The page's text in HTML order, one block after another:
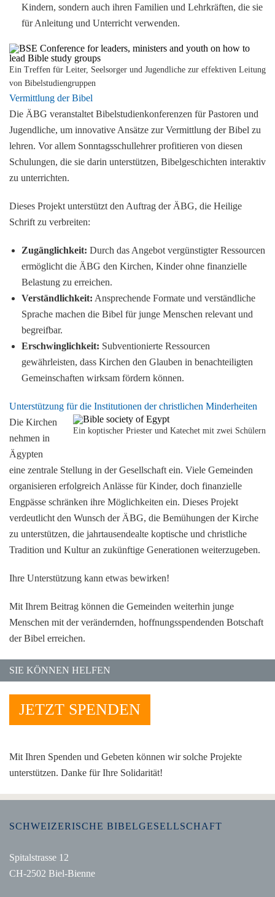
Kindern, sondern auch ihren Familien und Lehrkräften, die sie
für Anleitung und Unterricht verwenden.
Ein Treffen für Leiter, Seelsorger und Jugendliche zur effektiven Leitung
von Bibelstudiengruppen
Vermittlung der Bibel
Die ÄBG veranstaltet Bibelstudienkonferenzen für Pastoren und
Jugendliche, um innovative Ansätze zur Vermittlung der Bibel zu
lehren. Vor allem Sonntagsschullehrer profitieren von diesen
Schulungen, die sie darin unterstützen, Bibelgeschichten interaktiv
zu unterrichten.
Dieses Projekt unterstützt den Auftrag der ÄBG, die Heilige
Schrift zu verbreiten:
Zugänglichkeit: Durch das Angebot vergünstigter Ressourcen
ermöglicht die ÄBG den Kirchen, Kinder ohne finanzielle
Belastung zu erreichen.
Verständlichkeit: Ansprechende Formate und verständliche
Sprache machen die Bibel für junge Menschen relevant und
begreifbar.
Erschwinglichkeit: Subventionierte Ressourcen
gewährleisten, dass Kirchen den Glauben in benachteiligten
Gemeinschaften wirksam fördern können.
Unterstützung für die Institutionen der christlichen Minderheiten
Ein koptischer Priester und Katechet mit zwei Schülern
Die Kirchen
nehmen in
Ägypten
eine zentrale Stellung in der Gesellschaft ein. Viele Gemeinden
organisieren erfolgreich Anlässe für Kinder, doch finanzielle
Engpässe schränken ihre Möglichkeiten ein. Dieses Projekt
verdeutlicht den Wunsch der ÄBG, die Bemühungen der Kirche
zu unterstützen, die jahrtausendealte koptische und christliche
Tradition und Kultur an zukünftige Generationen weiterzugeben.
Ihre Unterstützung kann etwas bewirken!
Mit Ihrem Beitrag können die Gemeinden weiterhin junge
Menschen mit der verändernden, hoffnungsspendenden Botschaft
der Bibel erreichen.
SIE KÖNNEN HELFEN
JETZT SPENDEN
Mit Ihren Spenden und Gebeten können wir solche Projekte
unterstützen. Danke für Ihre Solidarität!
SCHWEIZERISCHE BIBELGESELLSCHAFT
Spitalstrasse 12
CH-2502 Biel-Bienne